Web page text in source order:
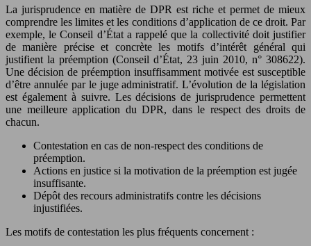
La jurisprudence en matière de DPR est riche et permet de mieux
comprendre les limites et les conditions d’application de ce droit. Par
exemple, le Conseil d’État a rappelé que la collectivité doit justifier
de manière précise et concrète les motifs d’intérêt général qui
justifient la préemption (Conseil d’État, 23 juin 2010, n° 308622).
Une décision de préemption insuffisamment motivée est susceptible
d’être annulée par le juge administratif. L’évolution de la législation
est également à suivre. Les décisions de jurisprudence permettent
une meilleure application du DPR, dans le respect des droits de
chacun.
Contestation en cas de non-respect des conditions de
préemption.
Actions en justice si la motivation de la préemption est jugée
insuffisante.
Dépôt des recours administratifs contre les décisions
injustifiées.
Les motifs de contestation les plus fréquents concernent :